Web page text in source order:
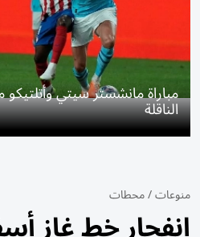
مباراة مانشستر سيتي
الناقلة
منوعات/محطات